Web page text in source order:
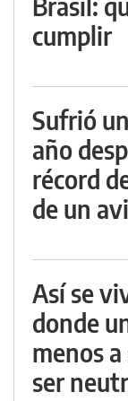
cumplir
Sufrió
año
récord
de un
Así se
donde
menos
ser